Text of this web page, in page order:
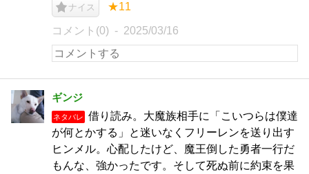
ナイス ★11
コメント(0) 2025/03/16
ギンジ
ネタバレ
借り読み。大魔族相手に「こいつらは僕達
が何とかする」と迷いなくフリーレンを送り出す
ヒンメル。心配したけど、魔王倒した勇者一行だ
もんな、強かったです。そして死ぬ前に約束を果